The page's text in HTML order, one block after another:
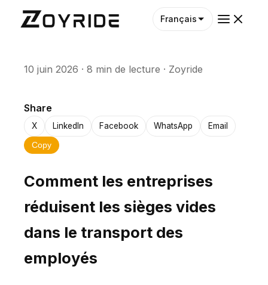
Français
10 juin 2026 · 8 min de lecture · Zoyride
Share
X LinkedIn Facebook WhatsApp Email
Copy
Comment les entreprises
réduisent les sièges vides
dans le transport des
employés